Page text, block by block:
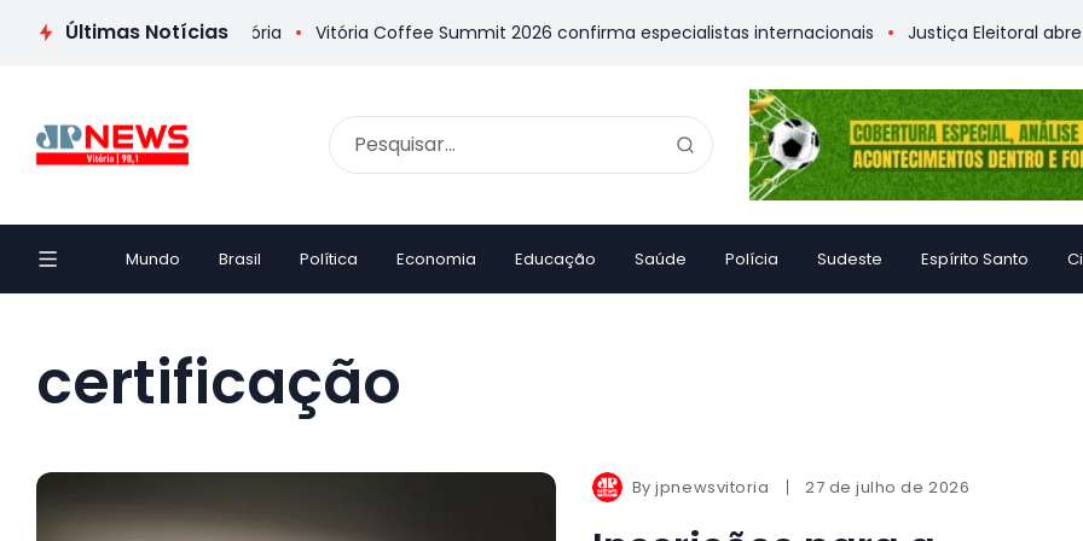
Últimas Notícias
inaugura Casa da Memória Vitória Coffee Summit 2026 confirma especialistas internacionais Justiça Eleitoral abre
Mundo Brasil Política Economia Educação Saúde Polícia Sudeste Espírito Santo
certificação
Byjpnewsvitoria 27 de julho de 2026